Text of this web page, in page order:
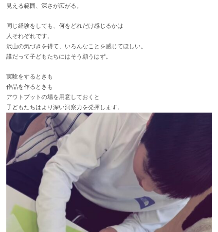
見える範囲、深さが広がる。
同じ経験をしても、何をどれだけ感じるかは
人それぞれです。
沢山の気づきを得て、いろんなことを感じてほしい。
誰だって子どもたちにはそう願うはず。
実験をするときも
作品を作るときも
アウトプットの場を用意しておくと
子どもたちはより深い洞察力を発揮します。